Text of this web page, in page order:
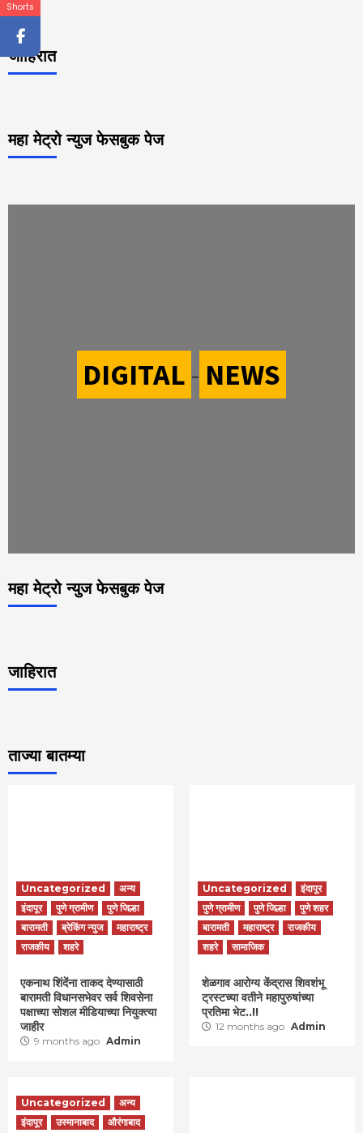
जाहिरात
महा मेट्रो न्युज फेसबुक पेज
DIGITAL - NEWS
महा मेट्रो न्युज फेसबुक पेज
जाहिरात
ताज्या बातम्या
Uncategorized
अन्य
इंदापूर
पुणे ग्रामीण
पुणे जिल्हा
बारामती
ब्रेकिंग न्युज
महाराष्ट्र
राजकीय
शहरे
एकनाथ शिंदेंना ताकद देण्यासाठी
बारामती विधानसभेवर सर्व शिवसेना
पक्षाच्या सोशल मीडियाच्या नियुक्त्या
जाहीर
9 months ago Admin
Uncategorized
इंदापूर
पुणे ग्रामीण
पुणे जिल्हा
पुणे शहर
बारामती
महाराष्ट्र
राजकीय
शहरे
सामाजिक
शेळगाव आरोग्य केंद्रास शिवशंभू
ट्रस्टच्या वतीने महापुरुषांच्या
प्रतिमा भेट..!!
12 months ago Admin
Uncategorized
अन्य
इंदापूर
उस्मानाबाद औरंगाबाद
Shorts